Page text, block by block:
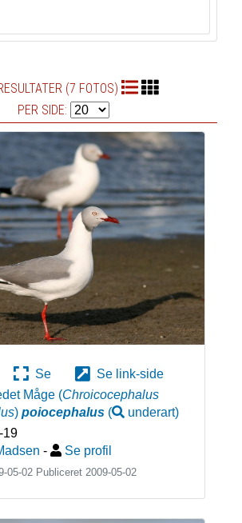
(7 FOTOS)
PER SIDE:
Se
Se link-side
Måge (Chroicocephalus
) poiocephalus( underart)
19
- Se profil
05-02 Publiceret 2009-05-02